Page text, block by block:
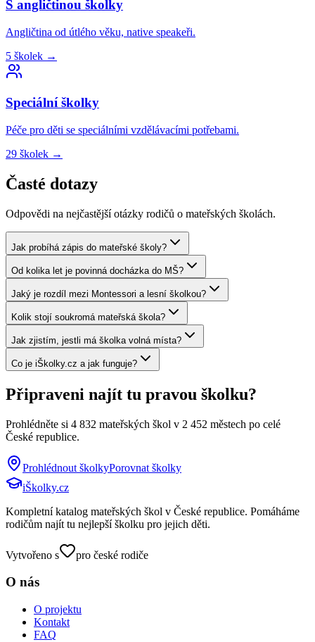
S angličtinou školky
Angličtina od útlého věku, native speakeři.
5 školek →
Speciálníškolky
Péče pro děti se speciálními vzdělávacími potřebami.
29 školek →
Časté dotazy
Odpovědi na nejčastější otázky rodičů o mateřských školách.
Jak probíhá zápis do mateřské školy?
Od kolika let je povinná docházka do MŠ?
Jaký je rozdíl mezi Montessori a lesní školkou?
Kolik stojí soukromá mateřská škola?
Jak zjistím, jestli má školka volná místa?
Co je iŠkolky.cz a jak funguje?
Připraveni najít tu pravou školku?
Prohlédněte si 4 832 mateřských škol v 2 452 městech po celé
České republice.
Prohlédnout školkyPorovnat školky
iŠkolky.cz
Kompletní katalog mateřských škol v České republice. Pomáháme
rodičům najít tu nejlepší školku pro jejich děti.
Vytvořeno s pro české rodiče
O nás
O projektu
Kontakt
FAQ